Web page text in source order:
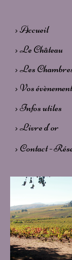
> Accueil
> Le Château
> Les
> Vos
> Infos utiles
> Livre d'or
> Contact -